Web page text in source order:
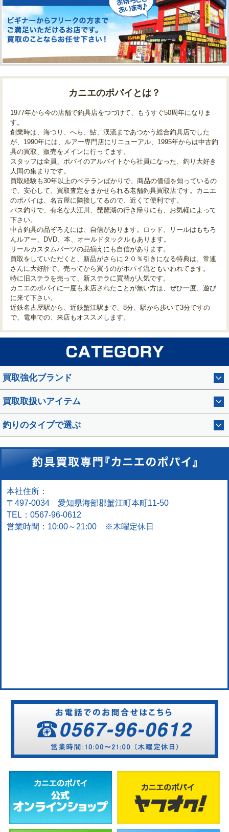
カニエのポパイとは？
1977年から今の店舗で釣具店をつづけて、もうすぐ50周年になりま
す。
創業時は、海つり、へら、鮎、渓流まであつかう総合釣具店でした
が、1990年には、ルアー専門店にリニューアル、1995年からは中古釣
具の買取、販売をメインに行ってます。
スタッフは全員、ポパイのアルバイトから社員になった、釣り大好き
人間の集まりです。
買取経験も30年以上のベテランばかりで、商品の価値を知っているの
で、安心して、買取査定をまかせられる老舗釣具買取店です。カニエ
のポパイは、名古屋に隣接してるので、近くて便利です。
バス釣りで、有名な大江川、琵琶湖の行き帰りにも、お気軽によって
下さい。
中古釣具の品ぞろえには、自信があります。ロッド、リールはもちろ
んルアー、DVD、本、オールドタックルもあります。
リールカスタムパーツの品揃えにも自信があります。
買取をしていただくと、新品がさらに２０％引きになる特典は、常連
さんに大好評で、売ってから買うのがポパイ流ともいわれてます。
特に旧ステラを売って、新ステラに買替が人気です。
カニエのポパイに一度も来店されたことが無い方は、ぜひ一度、遊び
に来て下さい。
近鉄名古屋駅から、近鉄蟹江駅まで、8分、駅から歩いて3分ですの
で、電車での、来店もオススメします。
買取強化ブランド
買取取扱いアイテム
釣りのタイプで選ぶ
本社住所：
〒497-0034 愛知県海部郡蟹江町本町11-50
TEL：0567-96-0612
営業時間：10:00～21:00 ※木曜定休日